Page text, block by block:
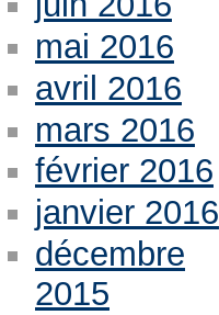
mai 2016
avril 2016
mars 2016
février 2016
janvier 2016
décembre
2015